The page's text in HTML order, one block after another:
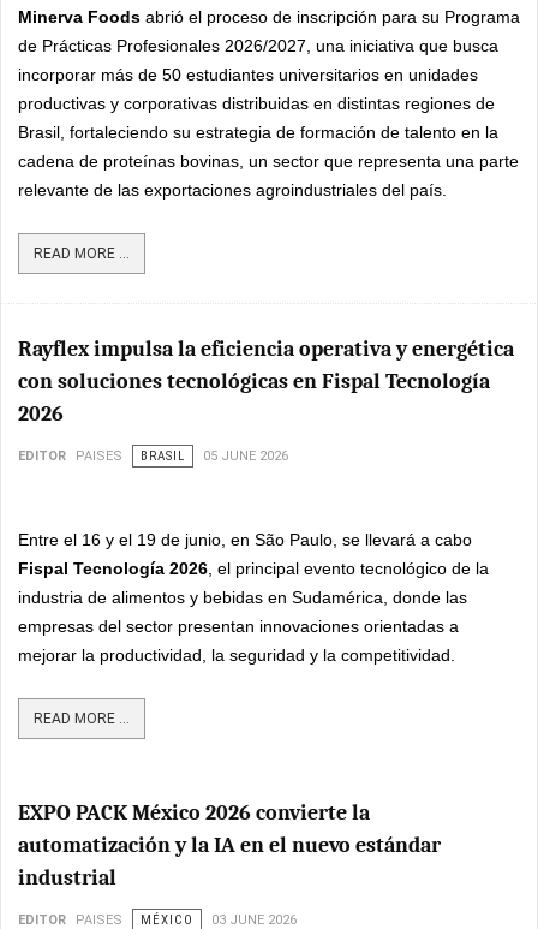
Minerva Foods abrió el proceso de inscripción para su Programa
de Prácticas Profesionales 2026/2027, una iniciativa que busca
incorporar más de 50 estudiantes universitarios en unidades
productivas y corporativas distribuidas en distintas regiones de
Brasil, fortaleciendo su estrategia de formación de talento en la
cadena de proteínas bovinas, un sector que representa una parte
relevante de las exportaciones agroindustriales del país.
READ MORE ...
Rayflex impulsa la eficiencia operativa y energética
con soluciones tecnológicas en Fispal Tecnología
2026
EDITOR PAISES BRASIL 05 JUNE 2026
Entre el 16 y el 19 de junio, en São Paulo, se llevará a cabo
Fispal Tecnología 2026 , el principal evento tecnológico de la
industria de alimentos y bebidas en Sudamérica, donde las
empresas del sector presentan innovaciones orientadas a
mejorar la productividad, la seguridad y la competitividad.
READ MORE ...
EXPO PACK México 2026 convierte la
automatización y la IA en el nuevo estándar
industrial
EDITOR PAISES MÉXICO 03 JUNE 2026